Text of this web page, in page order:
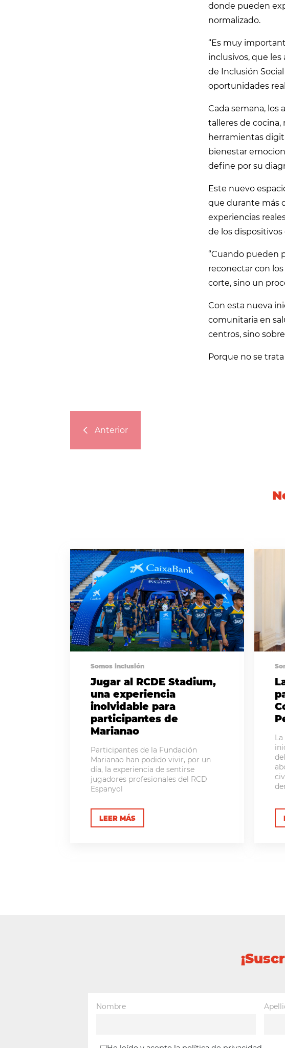
donde pueden
normalizado.
“Es muy
inclusivos, que
de Inclusión
oportunidades
Cada semana, los
talleres de cocina,
herramientas
bienestar
define por su
Este nuevo
que durante más
experiencias
de los
“Cuando pueden
reconectar con
corte, sino un
Con esta nueva
comunitaria en
centros, sino
Porque no se
Anterior
Somos inclusión
Jugar al RCDE Stadium,
una experiencia
inolvidable para
participantes de
Marianao
Participantes de la Fundación
Marianao han podido vivir, por un
día, la experiencia de sentirse
jugadores profesionales del RCD
Espanyol
LEER MÁS
Nombre